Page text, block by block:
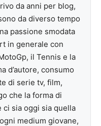
da anni per blog,
da diverso tempo
passione smodata
in generale con
il Tennis e la
d’autore, consumo
di serie tv, film,
che la forma di
ci sia oggi sia quella
medium giovane,